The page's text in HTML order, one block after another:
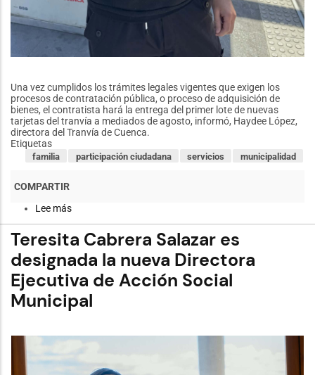
Una vez cumplidos los trámites legales vigentes que exigen los
procesos de contratación pública, o proceso de adquisición de
bienes, el contratista hará la entrega del primer lote de nuevas
tarjetas del tranvía a mediados de agosto, informó, Haydee López,
directora del Tranvía de Cuenca.
Etiquetas
municipalidad
servicios
participación ciudadana
familia
Lee más
lote
de
nuevas
tarjetas
del
tranvía
llega
a
agosto
Teresita Cabrera Salazar es
designada la nueva Directora
Ejecutiva de Acción Social
Municipal